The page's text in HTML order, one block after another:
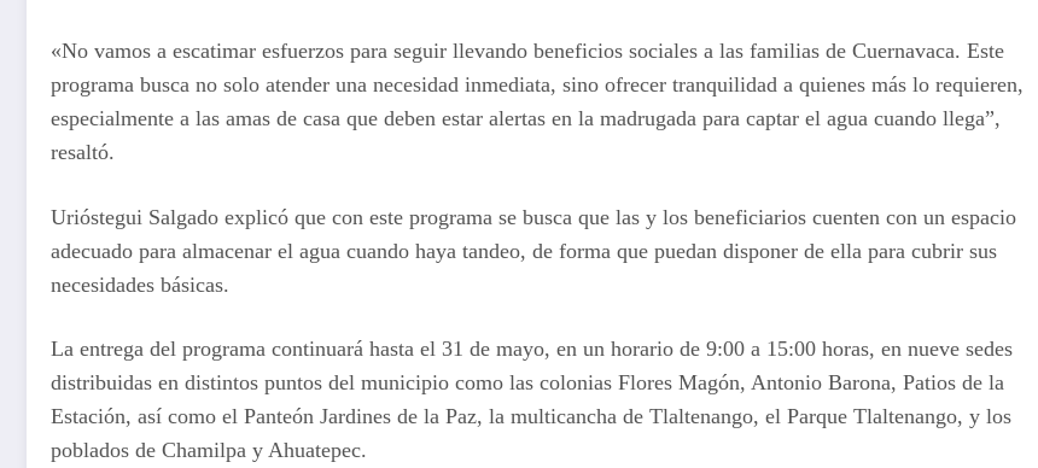
«No vamos a escatimar esfuerzos para seguir llevando beneficios sociales a las familias de Cuernavaca. Este
programa busca no solo atender una necesidad inmediata, sino ofrecer tranquilidad a quienes más lo requieren,
especialmente a las amas de casa que deben estar alertas en la madrugada para captar el agua cuando llega”,
resaltó.
Urióstegui Salgado explicó que con este programa se busca que las y los beneficiarios cuenten con un espacio
adecuado para almacenar el agua cuando haya tandeo, de forma que puedan disponer de ella para cubrir sus
necesidades básicas.
La entrega del programa continuará hasta el 31 de mayo, en un horario de 9:00 a 15:00 horas, en nueve sedes
distribuidas en distintos puntos del municipio como las colonias Flores Magón, Antonio Barona, Patios de la
Estación, así como el Panteón Jardines de la Paz, la multicancha de Tlaltenango, el Parque Tlaltenango, y los
poblados de Chamilpa y Ahuatepec.